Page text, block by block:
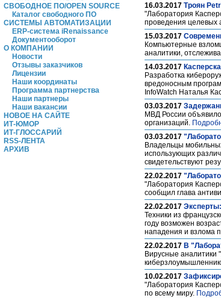
СВОБОДНОЕ ПО/OPEN SOURCE
Каталог свободного ПО
СИСТЕМЫ АВТОМАТИЗАЦИИ
ERP-система iRenaissance
Документооборот
О КОМПАНИИ
Новости
Отзывы заказчиков
Лицензии
Наши координаты
Программа партнерства
Наши партнеры
Наши вакансии
НОВОЕ НА САЙТЕ
ИТ-ЮМОР
ИТ-ГЛОССАРИЙ
RSS-ЛЕНТА
АРХИВ
16.03.2017 Троян
"Лаборатория
проведения целевых
15.03.2017
Компьютерные
аналитики,
14.03.2017
Разработка
вредоносным
InfoWatch Наталья
03.03.2017
МВД России
организаций.
03.03.2017
Владельцы
использующих
свидетельствуют
22.02.2017
"Лаборатория
сообщил глава
22.02.2017
Техники из
году возможен
нападения и взлома
22.02.2017 В
Вирусные аналитики
10.02.2017
"Лаборатория
по всему миру.